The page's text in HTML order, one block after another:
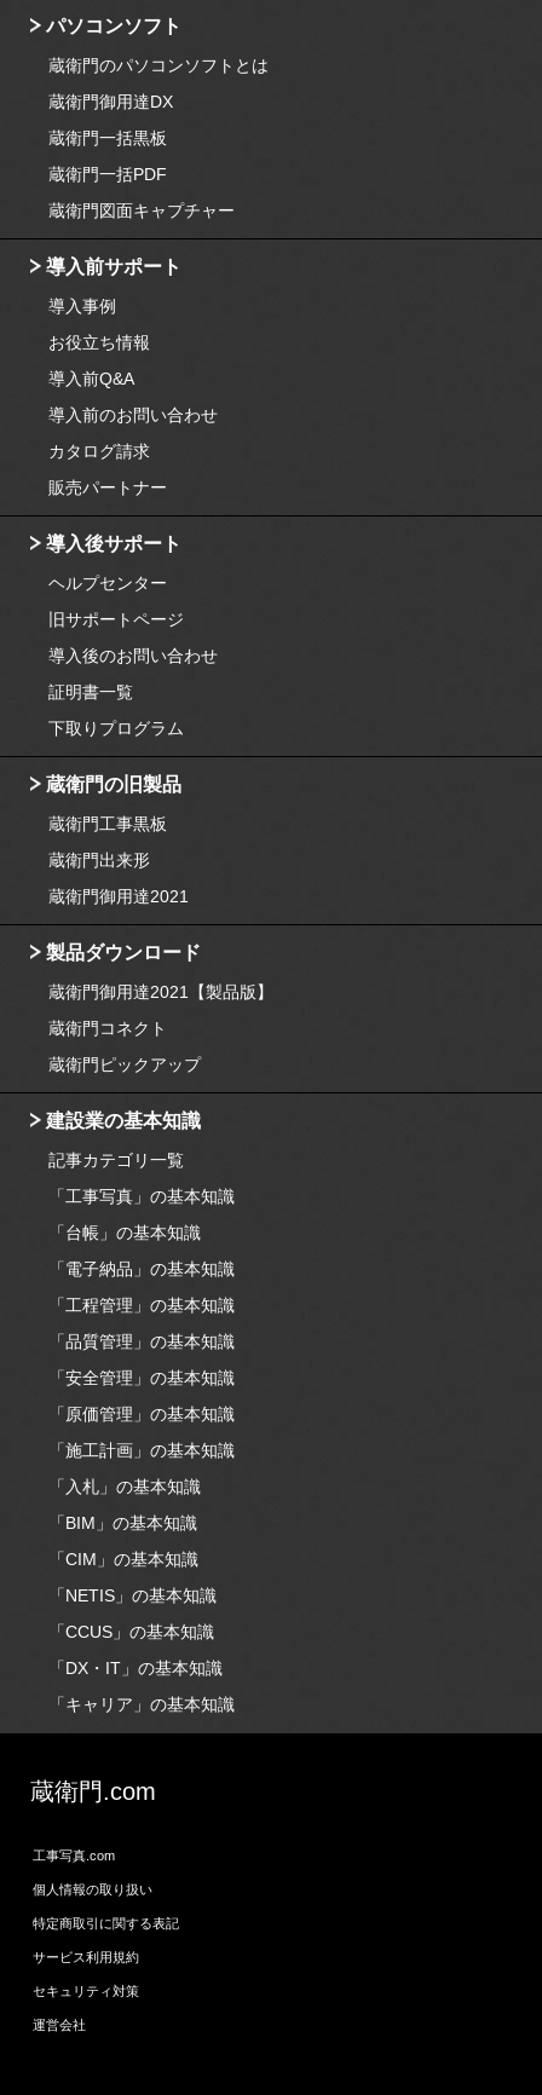
パソコンソフト
蔵衛門のパソコンソフトとは
蔵衛門御用達DX
蔵衛門一括黒板
蔵衛門一括PDF
蔵衛門図面キャプチャー
導入前サポート
導入事例
お役立ち情報
導入前Q&A
導入前のお問い合わせ
カタログ請求
販売パートナー
導入後サポート
ヘルプセンター
旧サポートページ
導入後のお問い合わせ
証明書一覧
下取りプログラム
蔵衛門の旧製品
蔵衛門工事黒板
蔵衛門出来形
蔵衛門御用達2021
製品ダウンロード
蔵衛門御用達2021【製品版】
蔵衛門コネクト
蔵衛門ピックアップ
建設業の基本知識
記事カテゴリ一覧
「工事写真」の基本知識
「台帳」の基本知識
「電子納品」の基本知識
「工程管理」の基本知識
「品質管理」の基本知識
「安全管理」の基本知識
「原価管理」の基本知識
「施工計画」の基本知識
「入札」の基本知識
「BIM」の基本知識
「CIM」の基本知識
「NETIS」の基本知識
「CCUS」の基本知識
「DX・IT」の基本知識
「キャリア」の基本知識
蔵衛門.com
工事写真.com
個人情報の取り扱い
特定商取引に関する表記
サービス利用規約
セキュリティ対策
運営会社